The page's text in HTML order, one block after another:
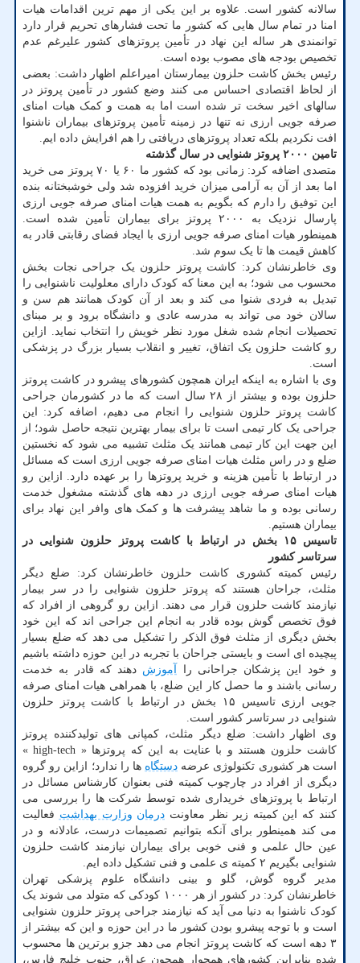
سالانه کشور است. علاوه بر این یکی از مهم ترین اقدامات هیات
امنا در تمام سال هایی که کشور ما تحت فشارهای تحریم قرار دارد
توانمندی هر ساله این نهاد در تأمین پروتزهای کشور علیرغم عدم
تخصیص بودجه های مصوب بوده است.
رئیس بخش کاشت حلزون بیمارستان امیراعلم اظهار داشت: بعضی
از لحاظ اقتصادی احساس می کنند وضع کشور در تأمین پروتز در
سالهای اخیر سخت تر شده است اما به همت و کمک هیات امنای
صرفه جویی ارزی نه تنها در زمینه تأمین پروتزهای بیماران ناشنوا
افت نکردیم بلکه تعداد پروتزهای دریافتی را هم افرایش داده ایم.
تامین ۲۰۰۰ پروتز شنوایی در سال گذشته
متصدی اضافه کرد: زمانی بود که کشور ما ۶۰ یا ۷۰ پروتز می خرید
اما بعد از آن به آرامی میزان خرید افزوده شد ولی خوشبختانه بنده
این توفیق را دارم که بگویم به همت هیات امنای صرفه جویی ارزی
پارسال نزدیک به ۲۰۰۰ پروتز برای بیماران تأمین شده است.
همینطور هیات امنای صرفه جویی ارزی با ایجاد فضای رقابتی قادر به
کاهش قیمت ها تا یک سوم شد.
وی خاطرنشان کرد: کاشت پروتز حلزون یک جراحی نجات بخش
محسوب می شود؛ به این معنا که کودک دارای معلولیت ناشنوایی را
تبدیل به فردی شنوا می کند و بعد از آن کودک همانند هم سن و
سالان خود می تواند به مدرسه عادی و دانشگاه برود و بر مبنای
تحصیلات انجام شده شغل مورد نظر خویش را انتخاب نماید. ازاین
رو کاشت حلزون یک اتفاق، تغییر و انقلاب بسیار بزرگ در پزشکی
است.
وی با اشاره به اینکه ایران همچون کشورهای پیشرو در کاشت پروتز
حلزون بوده و بیشتر از ۲۸ سال است که ما در کشورمان جراحی
کاشت پروتز حلزون شنوایی را انجام می دهیم، اضافه کرد: این
جراحی یک کار تیمی است تا برای بیمار بهترین نتیجه حاصل شود؛ از
این جهت این کار تیمی همانند یک مثلث تشبیه می شود که نخستین
ضلع و در راس مثلث هیات امنای صرفه جویی ارزی است که مسائل
در ارتباط با تأمین هزینه و خرید پروتزها را بر عهده دارد. ازاین رو
هیات امنای صرفه جویی ارزی در دهه های گذشته مشغول خدمت
رسانی بوده و ما شاهد پیشرفت ها و کمک های وافر این نهاد برای
بیماران هستیم.
تاسیس ۱۵ بخش در ارتباط با کاشت پروتز حلزون شنوایی در
سرتاسر کشور
رئیس کمیته کشوری کاشت حلزون خاطرنشان کرد: ضلع دیگر
مثلث، جراحان هستند که پروتز حلزون شنوایی را در سر بیمار
نیازمند کاشت حلزون قرار می دهند. ازاین رو گروهی از افراد که
فوق تخصص گوش بوده قادر به انجام این جراحی اند که این خود
بخش دیگری از مثلث فوق الذکر را تشکیل می دهد که ضلع بسیار
پیچیده ای است و بایستی جراحان با تجربه در این حوزه داشته باشیم
و خود این پزشکان جراحانی را آموزش دهند که قادر به خدمت
رسانی باشند و ما حصل کار این ضلع، با همراهی هیات امنای صرفه
جویی ارزی تاسیس ۱۵ بخش در ارتباط با کاشت پروتز حلزون
شنوایی در سرتاسر کشور است.
وی اظهار داشت: ضلع دیگر مثلث، کمپانی های تولیدکننده پروتز
کاشت حلزون هستند و با عنایت به این که پروتزها « high-tech »
است هر کشوری تکنولوژی عرضه دستگاه ها را ندارد؛ ازاین رو گروه
دیگری از افراد در چارچوب کمیته فنی بعنوان کارشناس مسائل در
ارتباط با پروتزهای خریداری شده توسط شرکت ها را بررسی می
کنند که این کمیته زیر نظر معاونت درمان وزارت بهداشت فعالیت
می کند همینطور برای آنکه بتوانیم تصمیمات درست، عادلانه و در
عین حال علمی و فنی خوبی برای بیماران نیازمند کاشت حلزون
شنوایی بگیریم ۲ کمیته ی علمی و فنی تشکیل داده ایم.
مدیر گروه گوش، گلو و بینی دانشگاه علوم پزشکی تهران
خاطرنشان کرد: در کشور از هر ۱۰۰۰ کودکی که متولد می شوند یک
کودک ناشنوا به دنیا می آید که نیازمند جراحی پروتز حلزون شنوایی
است و با توجه پیشرو بودن کشور ما در این حوزه و این که بیشتر از
۳ دهه است که کاشت پروتز انجام می دهد جزو برترین ها محسوب
شده بنابراین کشورهای همجوار همچون عراق، جنوب خلیج فارس،